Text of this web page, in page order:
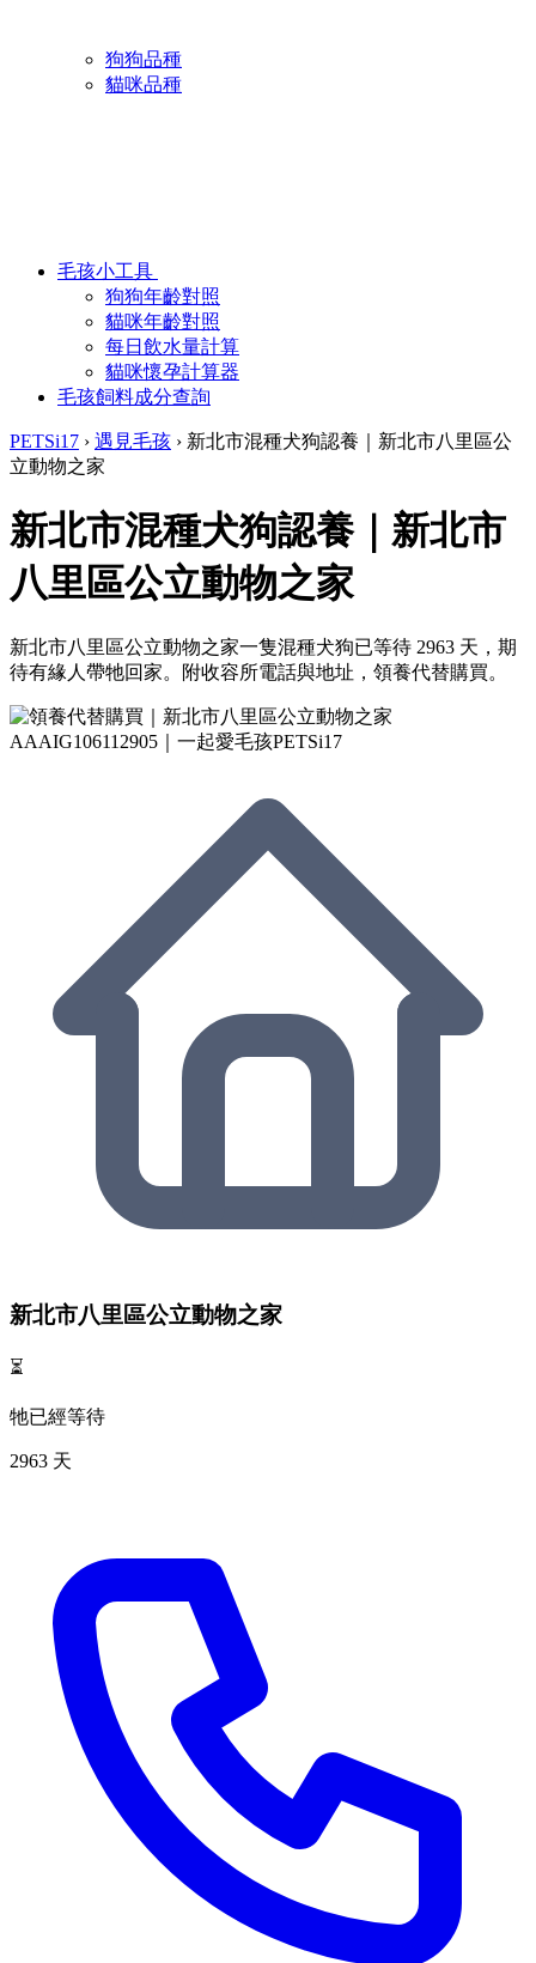
狗狗品種
貓咪品種
毛孩小工具
狗狗年齡對照
貓咪年齡對照
每日飲水量計算
貓咪懷孕計算器
毛孩飼料成分查詢
PETSi17 › 遇見毛孩 › 新北市混種犬狗認養｜新北市八里區公
立動物之家
新北市混種犬狗認養｜新北市
八里區公立動物之家
新北市八里區公立動物之家一隻混種犬狗已等待 2963 天，期
待有緣人帶牠回家。附收容所電話與地址，領養代替購買。
新北市八里區公立動物之家
⏳
牠已經等待
2963 天